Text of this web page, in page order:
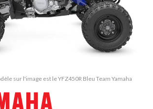
sur l'image est le YFZ450R Bleu Team Yamaha